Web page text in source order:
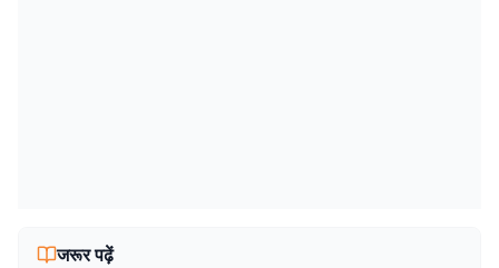
जरूर पढ़ें